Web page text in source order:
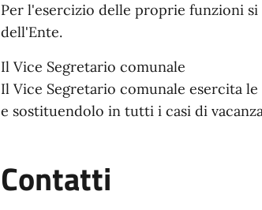
Per l'esercizio delle proprie funzioni
dell'Ente.
Il Vice Segretario comunale
Il Vice Segretario comunale esercita
e sostituendolo in tutti i casi di
Contatti